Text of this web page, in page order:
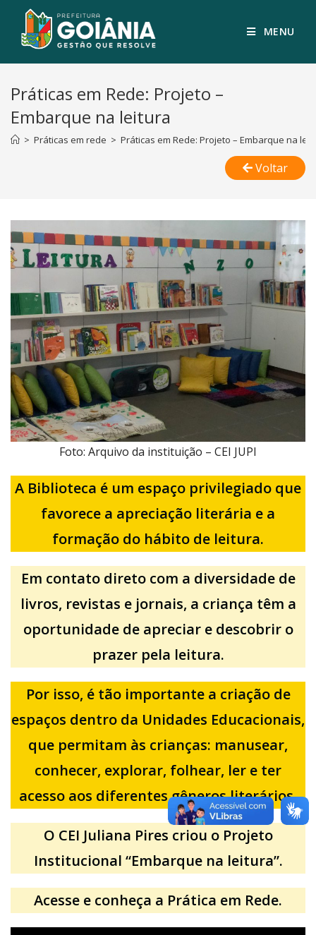
MENU
Práticas em Rede: Projeto –
Embarque na leitura
> Práticas em rede > Práticas em Rede: Projeto – Embarque na
Voltar
Foto: Arquivo da instituição – CEI JUPI
A Biblioteca é um espaço privilegiado que
favorece a apreciação literária e a
formação do hábito de leitura.
Em contato direto com a diversidade de
livros, revistas e jornais, a criança têm a
oportunidade de apreciar e descobrir o
prazer pela leitura.
Por isso, é tão importante a criação de
espaços dentro da Unidades Educacionais,
que permitam às crianças: manusear,
conhecer, explorar, folhear, ler e ter
acesso aos diferentes gêneros literários.
O CEI Juliana Pires criou o Projeto
Institucional “Embarque na leitura”.
Acesse e conheça a Prática em Rede.